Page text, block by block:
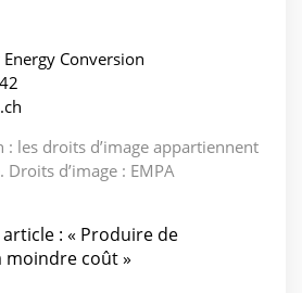
Conversion
: les droits d’image appartiennent
Droits d’image : EMPA
: « Produire de
moindre coût »